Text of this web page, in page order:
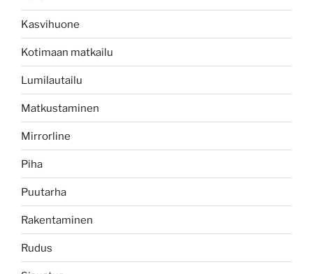
Kasvihuone
Kotimaan matkailu
Lumilautailu
Matkustaminen
Mirrorline
Piha
Puutarha
Rakentaminen
Rudus